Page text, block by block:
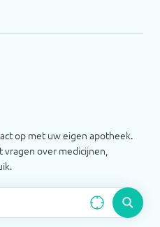
op met uw eigen apotheek.
over medicijnen,